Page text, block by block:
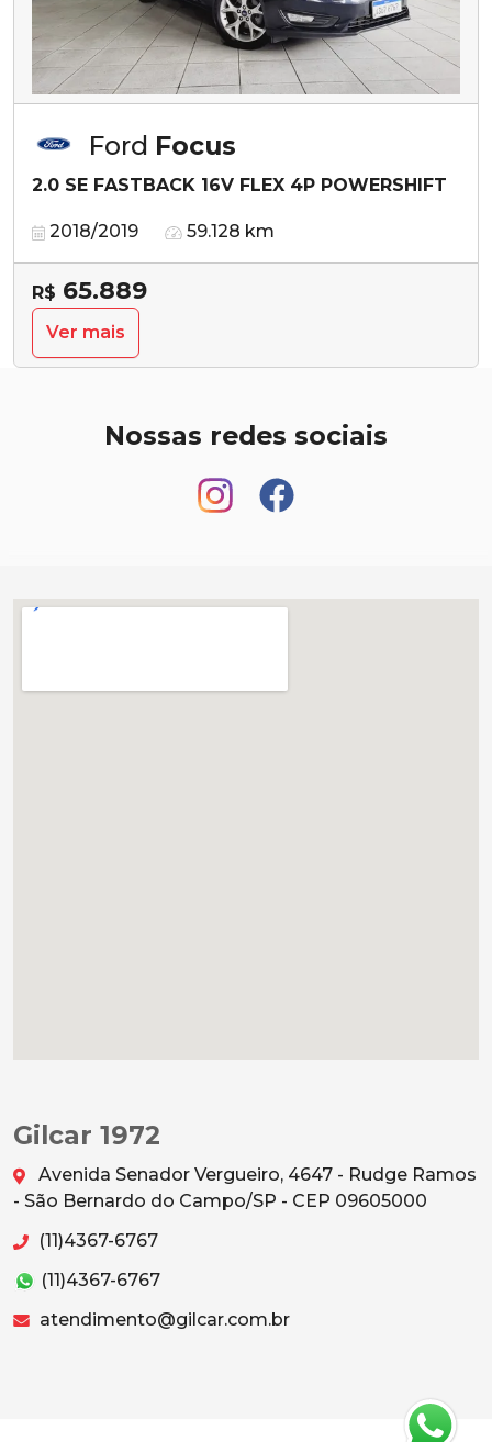
Ford Focus
2.0 SE FASTBACK 16V FLEX 4P POWERSHIFT
2018/2019 59.128 km
R$ 65.889
Ver mais
Nossas redes sociais
Gilcar 1972
Avenida Senador Vergueiro, 4647 - Rudge Ramos
- São Bernardo do Campo/SP - CEP 09605000
(11)4367-6767
(11)4367-6767
atendimento@gilcar.com.br